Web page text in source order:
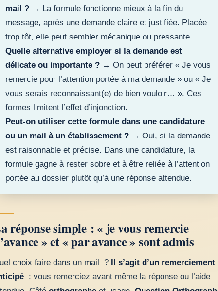
mail ? → La formule fonctionne mieux à la fin du
message, après une demande claire et justifiée. Placée
trop tôt, elle peut sembler mécanique ou pressante.
Quelle alternative employer si la demande est
délicate ou importante ? → On peut préférer « Je vous
remercie pour l’attention portée à ma demande » ou « Je
vous serais reconnaissant(e) de bien vouloir… ». Ces
formes limitent l’effet d’injonction.
Peut-on utiliser cette formule dans une candidature
ou un mail à un établissement ? → Oui, si la demande
est raisonnable et précise. Dans une candidature, la
formule gagne à rester sobre et à être reliée à l’attention
portée au dossier plutôt qu’à une réponse attendue.
réponse simple : « je vous remercie
» et « par avance » sont admis
choix faire dans un mail ? Il s’agit d’un remerciement
: vous remerciez avant même la réponse ou l’aide